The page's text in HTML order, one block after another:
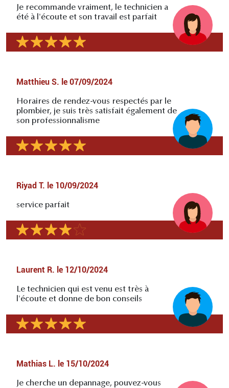
Je recommande vraiment, le technicien a
été à l'écoute et son travail est parfait
Matthieu S. le 07/09/2024
Horaires de rendez-vous respectés par le
plombier, je suis très satisfait également de
son professionnalisme
Riyad T. le 10/09/2024
service parfait
Laurent R. le 12/10/2024
Le technicien qui est venu est très à
l'écoute et donne de bon conseils
Mathias L. le 15/10/2024
Je cherche un depannage, pouvez-vous